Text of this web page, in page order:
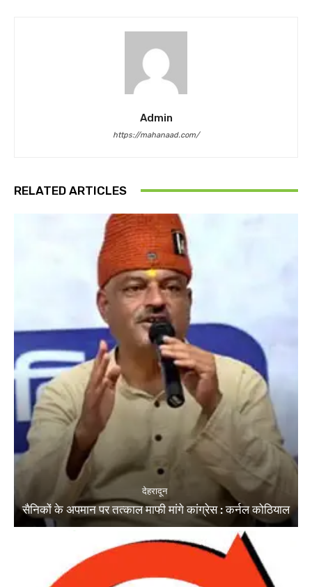
Admin
https://mahanaad.com/
RELATED ARTICLES
देहरादून
सैनिकों के अपमान पर तत्काल माफी मांगे कांग्रेस : कर्नल कोठियाल